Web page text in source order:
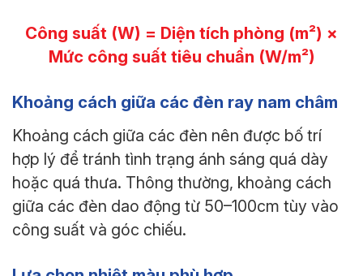
Công suất (W) = Diện tích phòng (m²) ×
Mức công suất tiêu chuẩn (W/m²)
Khoảng cách giữa các đèn ray nam châm
Khoảng cách giữa các đèn nên được bố trí
hợp lý để tránh tình trạng ánh sáng quá dày
hoặc quá thưa. Thông thường, khoảng cách
giữa các đèn dao động từ 50–100cm tùy vào
công suất và góc chiếu.